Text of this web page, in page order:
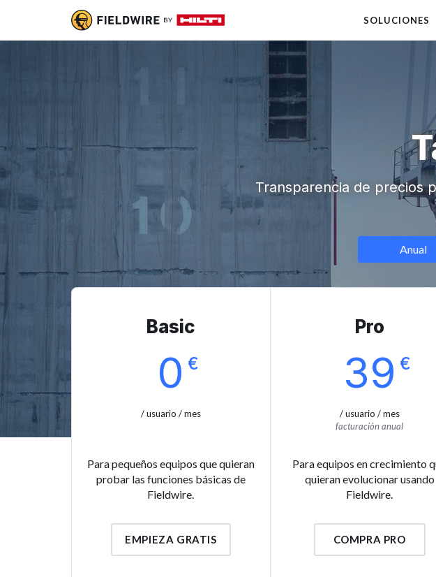
SOLUCIONES
Transparencia de precios
Anual
Basic
€
0
/ usuario / mes
Para pequeños equipos que quieran
probar las funciones básicas de
Fieldwire.
EMPIEZA GRATIS
Pro
€
39
/ usuario / mes
facturación anual
Para equipos en crecimiento
quieran evolucionar usando
Fieldwire.
COMPRA PRO